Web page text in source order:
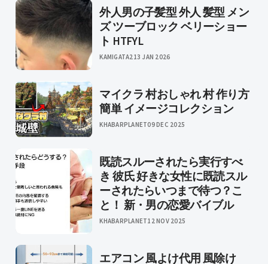
外人男の子髪型 外人 髪型 メン
ズ ツーブロック ベリーショー
ト HTFYL
KAMIGATA213 JAN 2026
マイクラ 村おしゃれ 村 作り方
簡単 イメージコレクション
KHABARPLANET09 DEC 2025
既読スルーされたら実行すべ
き 彼氏 好きな女性に既読スル
ーされたらいつまで待つ？こ
と！ 新・男の恋愛バイブル
KHABARPLANET12 NOV 2025
エアコン 風よけ代用 風除け